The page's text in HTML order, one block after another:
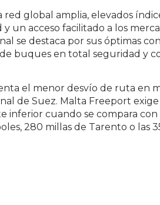
red global amplia, elevados
y un acceso facilitado a los
se destaca por sus óptimas
buques en total seguridad y
el menor desvío de ruta en
de Suez. Malta Freeport
inferior cuando se compara con
280 millas de Tarento o las